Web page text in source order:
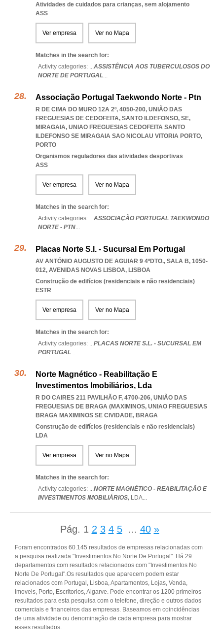
Atividades de cuidados para crianças, sem alojamento
ASS
Ver empresa Ver no Mapa
Matches in the search for:
Activity categories: ...ASSISTÊNCIA AOS TUBERCULOSOS DO
NORTE DE PORTUGAL...
Associação Portugal Taekwondo Norte - Ptn
R DE CIMA DO MURO 12A 2º, 4050-200, UNIÃO DAS
FREGUESIAS DE CEDOFEITA, SANTO ILDEFONSO, SE,
MIRAGAIA, UNIAO FREGUESIAS CEDOFEITA SANTO
ILDEFONSO SE MIRAGAIA SAO NICOLAU VITORIA PORTO,
PORTO
Organismos reguladores das atividades desportivas
ASS
Ver empresa Ver no Mapa
Matches in the search for:
Activity categories: ...ASSOCIAÇÃO PORTUGAL TAEKWONDO
NORTE - PTN...
Placas Norte S.l. - Sucursal Em Portugal
AV ANTÓNIO AUGUSTO DE AGUIAR 9 4ºDTO., SALA B, 1050-
012, AVENIDAS NOVAS LISBOA, LISBOA
Construção de edifícios (residenciais e não residenciais)
ESTR
Ver empresa Ver no Mapa
Matches in the search for:
Activity categories: ...PLACAS NORTE S.L. - SUCURSAL EM
PORTUGAL...
Norte Magnético - Reabilitação E
Investimentos Imobiliários, Lda
R DO CAIRES 211 PAVILHÃO F, 4700-206, UNIÃO DAS
FREGUESIAS DE BRAGA (MAXIMINOS, UNIAO FREGUESIAS
BRAGA MAXIMINOS SE CIVIDADE, BRAGA
Construção de edifícios (residenciais e não residenciais)
LDA
Ver empresa Ver no Mapa
Matches in the search for:
Activity categories: ...NORTE MAGNÉTICO - REABILITAÇÃO E
INVESTIMENTOS IMOBILIÁRIOS, LDA...
Pág. 1 2 3 4 5 ... 40 »
Foram encontrados 60.145 resultados de empresas relacionadas com
a pesquisa realizada "Investimentos No Norte De Portugal". Há 29
departamentos com resultados relacionados com "Investimentos No
Norte De Portugal".Os resultados que aparecem podem estar
relacionados com Portugal, Lisboa, Apartamentos, Lojas, Venda,
Imoveis, Porto, Escritorios, Algarve. Pode encontrar os 1200 primeiros
resultados para esta pesquisa com o telefone, direção e outros dados
comerciais e financeiros das empresas. Baseamos em coincidências
de uma atividade ou denominação de cada empresa para mostrar
esses resultados.